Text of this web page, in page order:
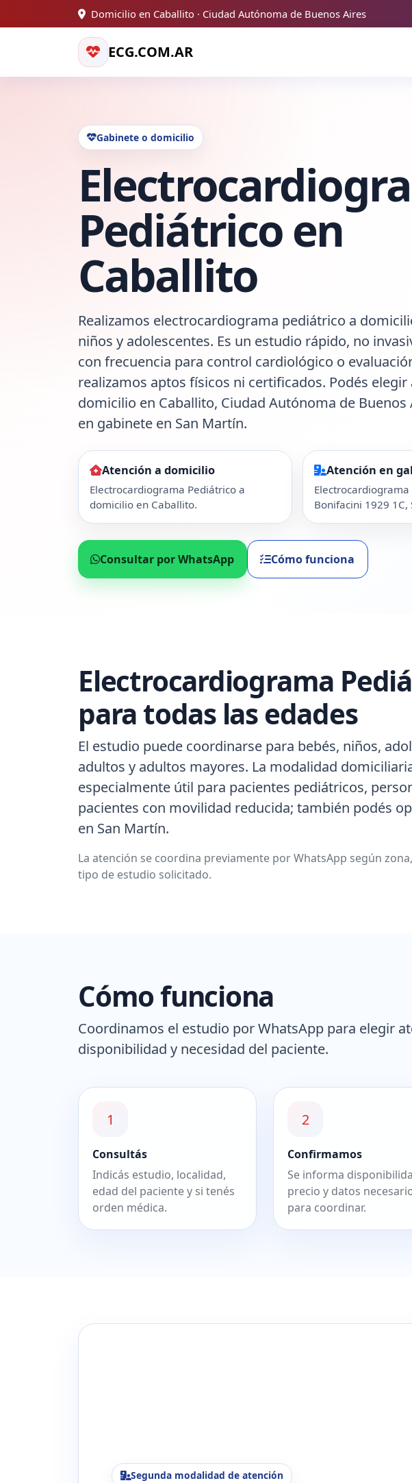
Domicilio en Caballito · Ciudad Autónoma de Buenos Aires
ECG.COM.AR
Gabinete o domicilio
Pediátrico en
Caballito
Realizamos electrocardiograma pediátrico a
niños y adolescentes. Es un estudio rápido, no
con frecuencia para control cardiológico o
realizamos aptos físicos ni certificados. Podés elegir
domicilio en Caballito, Ciudad Autónoma de Buenos
en gabinete en San Martín.
Atención a domicilio
Electrocardiograma Pediátrico a
domicilio en Caballito.
Atención en
Bonifacini 1929
Consultar por WhatsApp Cómo funciona
Electrocardiograma
para todas las edades
El estudio puede coordinarse para bebés, niños,
adultos y adultos mayores. La modalidad
especialmente útil para pacientes pediátricos,
pacientes con movilidad reducida; también podés
en San Martín.
La atención se coordina previamente por WhatsApp según
tipo de estudio solicitado.
Cómo funciona
Coordinamos el estudio por WhatsApp para elegir
disponibilidad y necesidad del paciente.
1
Consultás
Indicás estudio, localidad,
edad del paciente y si tenés
orden médica.
2
Confirmamos
Se informa
precio y datos
para coordinar.
Segunda modalidad de atención